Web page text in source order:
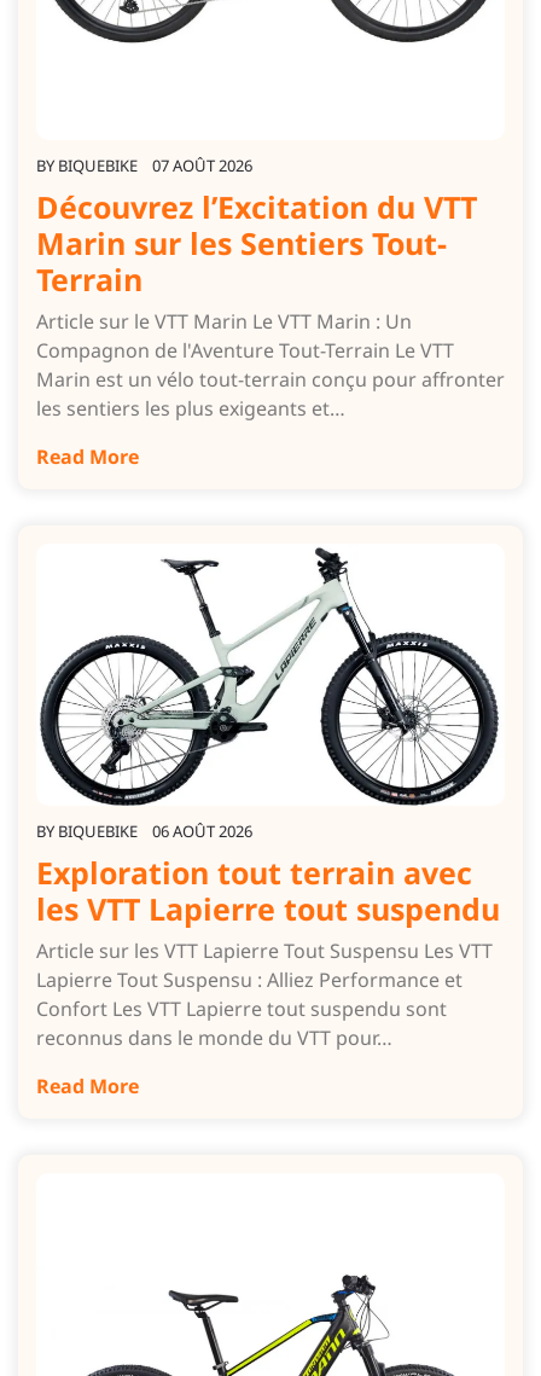
BY BIQUEBIKE 07 AOÛT 2026
Découvrez l’Excitation du VTT
Marin sur les Sentiers Tout-
Terrain
Article sur le VTT Marin Le VTT Marin : Un
Compagnon de l'Aventure Tout-Terrain Le VTT
Marin est un vélo tout-terrain conçu pour affronter
les sentiers les plus exigeants et…
Read More
BY BIQUEBIKE 06 AOÛT 2026
Exploration tout terrain avec
les VTT Lapierre tout suspendu
Article sur les VTT Lapierre Tout Suspensu Les VTT
Lapierre Tout Suspensu : Alliez Performance et
Confort Les VTT Lapierre tout suspendu sont
reconnus dans le monde du VTT pour…
Read More